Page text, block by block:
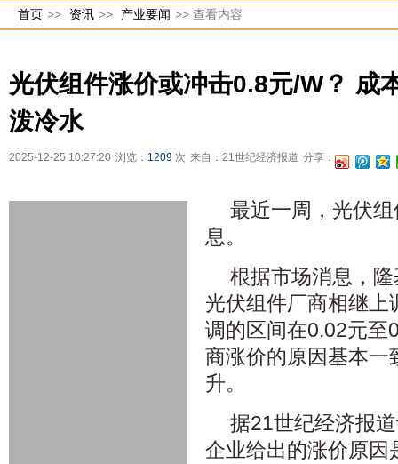
首页 >> 资讯 >> 产业要闻 >> 查看内容
光伏组件涨价或冲击0.8元/W？ 成
泼冷水
2025-12-25 10:27:20 浏览： 1209 次 来自：21世纪经济报道 分享：
最近一周，光伏
息。
根据市场消息，
光伏组件厂商相继上
调的区间在0.02元至
商涨价的原因基本一
升。
据21世纪经济报
企业给出的涨价原因